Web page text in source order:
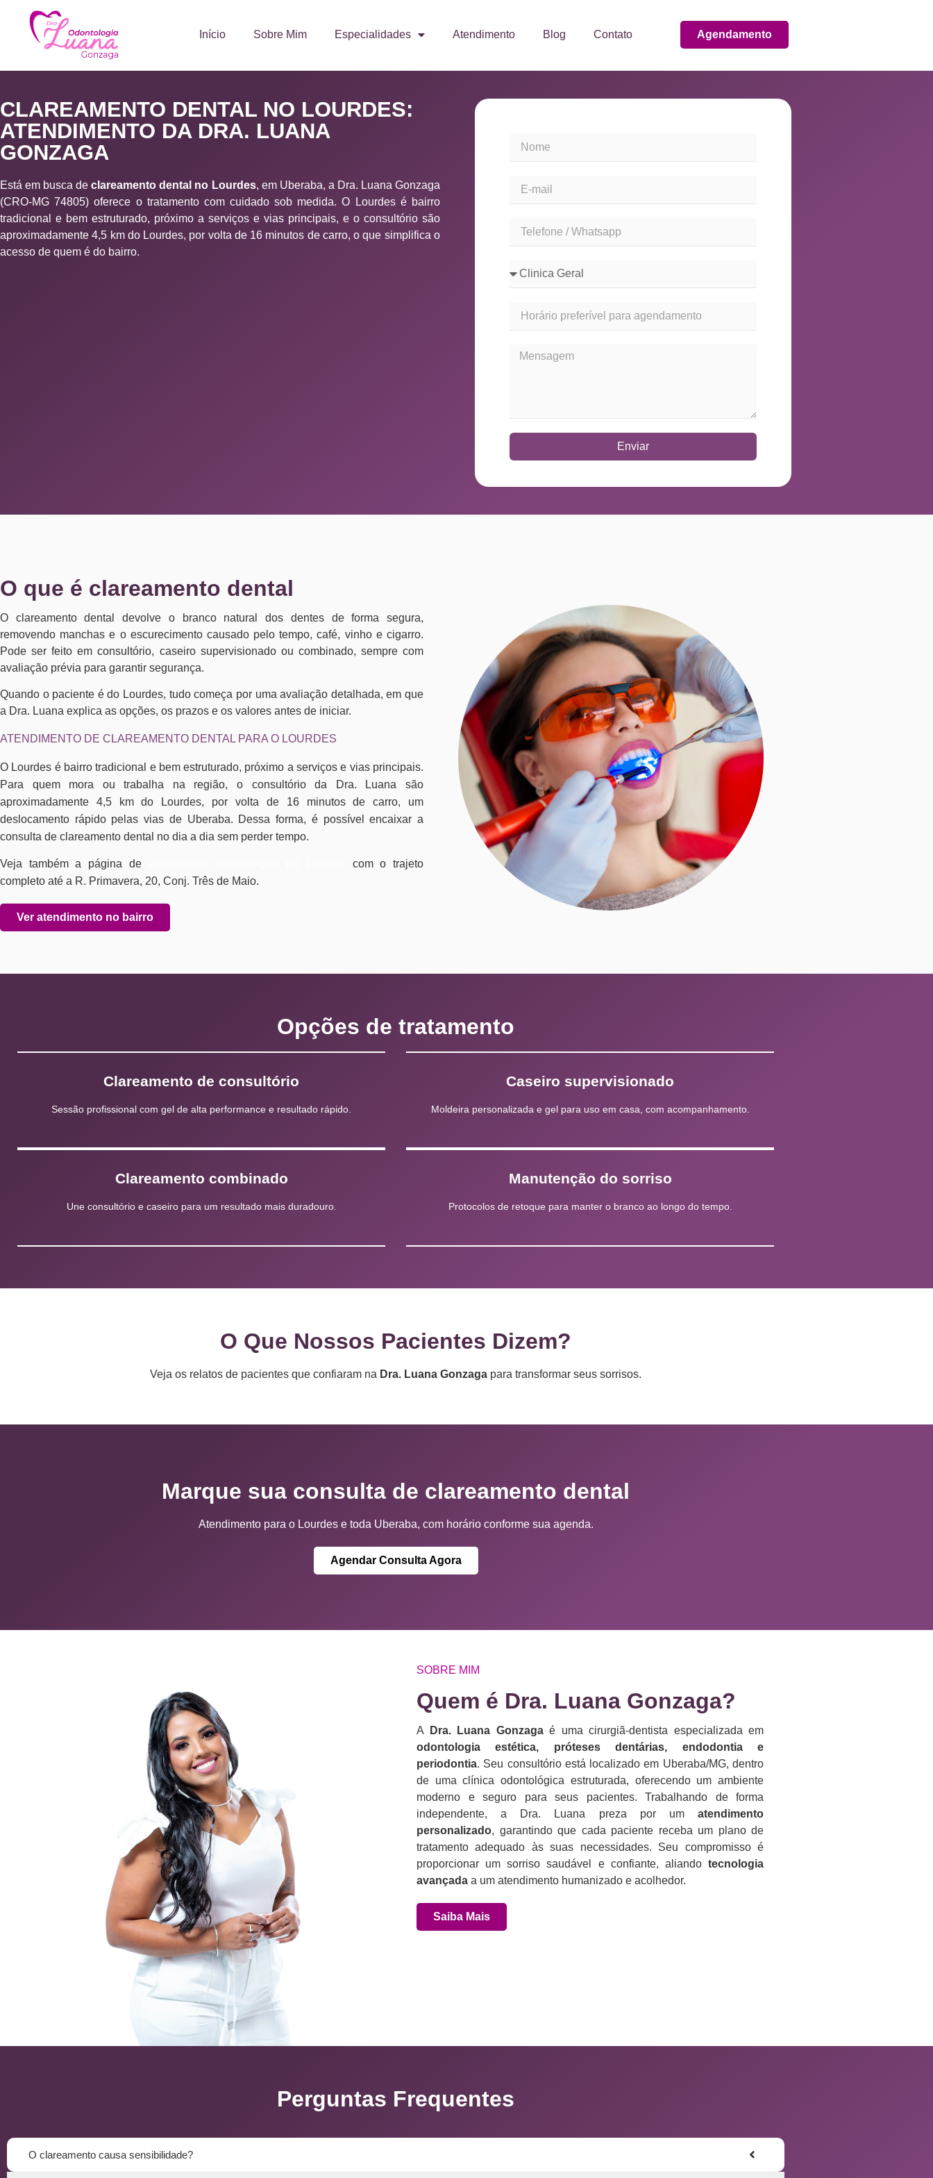
Início Sobre Mim Especialidades Atendimento Blog Contato Agendamento
CLAREAMENTO DENTAL NO LOURDES:
ATENDIMENTO DA DRA. LUANA
GONZAGA
Está em busca declareamento dental no Lourdes, em Uberaba, a Dra. Luana Gonzaga
(CRO-MG 74805) oferece o tratamento com cuidado sob medida. O Lourdes é bairro
tradicional e bem estruturado, próximo a serviços e vias principais, e o consultório são
aproximadamente 4,5 km do Lourdes, por volta de 16 minutos de carro, o que simplifica o
acesso de quem é do bairro.
Enviar
O que é clareamento dental
O clareamento dental devolve o branco natural dos dentes de forma segura,
removendo manchas e o escurecimento causado pelo tempo, café, vinho e cigarro.
Pode ser feito em consultório, caseiro supervisionado ou combinado, sempre com
avaliação prévia para garantir segurança.
Quando o paciente é do Lourdes, tudo começa por uma avaliação detalhada, em que
a Dra. Luana explica as opções, os prazos e os valores antes de iniciar.
ATENDIMENTO DE CLAREAMENTO DENTAL PARA O LOURDES
O Lourdes é bairro tradicional e bem estruturado, próximo a serviços e vias principais.
Para quem mora ou trabalha na região, o consultório da Dra. Luana são
aproximadamente 4,5 km do Lourdes, por volta de 16 minutos de carro, um
deslocamento rápido pelas vias de Uberaba. Dessa forma, é possível encaixar a
consulta de clareamento dental no dia a dia sem perder tempo.
Veja também a página de
com o trajeto
completo até a R. Primavera, 20, Conj. Três de Maio.
Ver atendimento no bairro
Opções de tratamento
Clareamento de consultório
Sessão profissional com gel de alta performance e resultado rápido.
Caseiro supervisionado
Moldeira personalizada e gel para uso em casa, com acompanhamento.
Clareamento combinado
Une consultório e caseiro para um resultado mais duradouro.
Manutenção do sorriso
Protocolos de retoque para manter o branco ao longo do tempo.
O Que Nossos Pacientes Dizem?
Veja os relatos de pacientes que confiaram na Dra. Luana Gonzaga para transformar seus sorrisos.
Marque sua consulta de clareamento dental
Atendimento para o Lourdes e toda Uberaba, com horário conforme sua agenda.
Agendar Consulta Agora
SOBRE MIM
Quem é Dra. Luana Gonzaga?​
A Dra. Luana Gonzagaé uma cirurgiã-dentista especializada em
odontologia estética, próteses dentárias, endodontia e
periodontia. Seu consultório está localizado em Uberaba/MG, dentro
de uma clínica odontológica estruturada, oferecendo um ambiente
moderno e seguro para seus pacientes. Trabalhando de forma
independente, a Dra. Luana preza por um atendimento
personalizado, garantindo que cada paciente receba um plano de
tratamento adequado às suas necessidades. Seu compromisso é
proporcionar um sorriso saudável e confiante, aliando tecnologia
avançada a um atendimento humanizado e acolhedor.
Saiba Mais
Perguntas Frequentes
O clareamento causa sensibilidade?